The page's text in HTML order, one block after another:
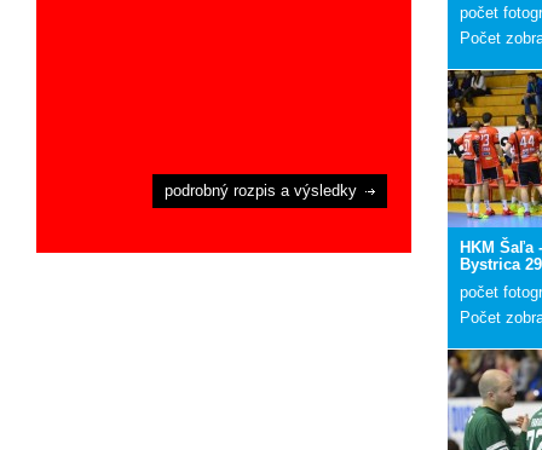
počet
Počet
HKM Šaľa
Bystrica
počet
Počet
podrobný rozpis a výsledky